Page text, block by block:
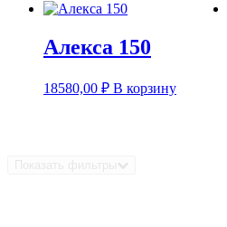
Алекса 150
18580,00 ₽ В корзину